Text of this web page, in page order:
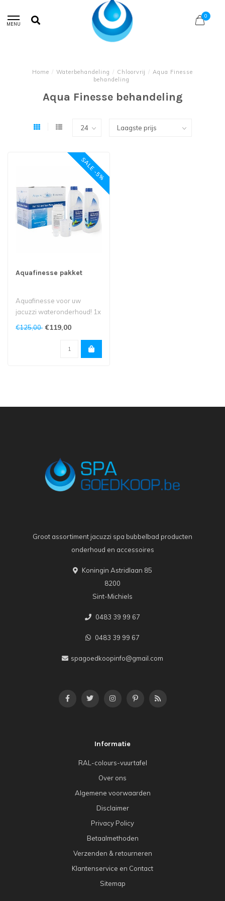
MENU
0
Home / Waterbehandeling / Chloorvrij / Aqua Finesse
behandeling
Aqua Finesse behandeling
SALE -5%
Aquafinesse pakket
Aquafinesse voor uw
jacuzzi wateronderhoud! 1x
per week 5minuten tijd en
€125,00 €119,00
Groot assortiment jacuzzi spa bubbelbad producten
onderhoud en accessoires
Koningin Astridlaan 85
8200
Sint-Michiels
0483 39 99 67
0483 39 99 67
spagoedkoopinfo@gmail.com
Informatie
RAL-colours-vuurtafel
Over ons
Algemene voorwaarden
Disclaimer
Privacy Policy
Betaalmethoden
Verzenden & retourneren
Klantenservice en Contact
Sitemap